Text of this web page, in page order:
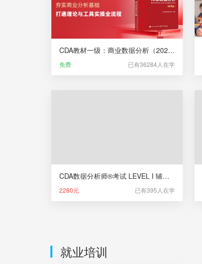
CDA教材一级：商业数据分析（2025版大纲）
免费 已有36284人在学
CDA数据分析师®考试 LEVEL I 辅导课（新版）
2280元 已有395人在学
就业培训